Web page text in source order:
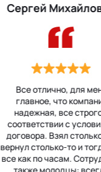
Сергей
Все отлично, для
главное, что
надежная, все
соответствии с
договора. Взял
вернул столько-то и
все как по часам.